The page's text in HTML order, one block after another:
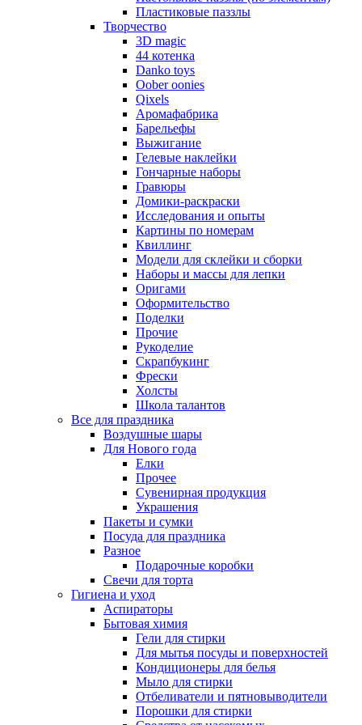
Пластиковые паззлы
Творчество
3D magic
44 котенка
Danko toys
Oober oonies
Qixels
Аромафабрика
Барельефы
Выжигание
Гелевые наклейки
Гончарные наборы
Гравюры
Домики-раскраски
Исследования и опыты
Картины по номерам
Квиллинг
Модели для склейки и сборки
Наборы и массы для лепки
Оригами
Оформительство
Поделки
Прочие
Рукоделие
Скрапбукинг
Фрески
Холсты
Школа талантов
Все для праздника
Воздушные шары
Для Нового года
Елки
Прочее
Сувенирная продукция
Украшения
Пакеты и сумки
Посуда для праздника
Разное
Подарочные коробки
Свечи для торта
Гигиена и уход
Аспираторы
Бытовая химия
Гели для стирки
Для мытья посуды и поверхностей
Кондиционеры для белья
Мыло для стирки
Отбеливатели и пятновыводители
Порошки для стирки